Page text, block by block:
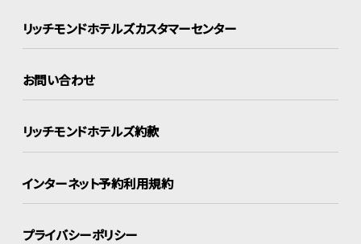
リッチモンドホテルズカスタマーセンター
お問い合わせ
リッチモンドホテルズ約款
インターネット予約利用規約
プライバシーポリシー